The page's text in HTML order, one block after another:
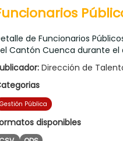
de Funcionarios
Cantón Cuenca durante el
Dirección de
Gestión Pública
disponibles